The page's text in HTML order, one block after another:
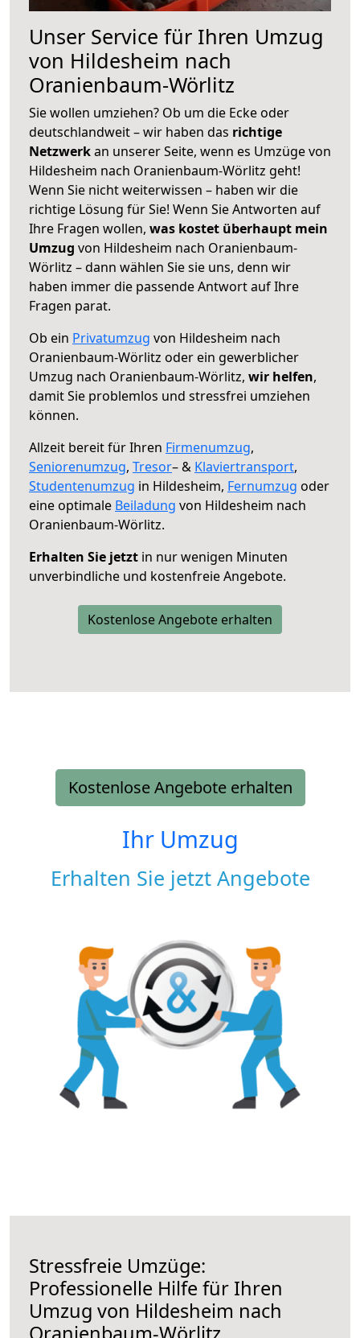
Unser Service für Ihren Umzug
von Hildesheim nach
Oranienbaum-Wörlitz
Sie wollen umziehen? Ob um die Ecke oder
deutschlandweit – wir haben das richtige
Netzwerkan unserer Seite, wenn es Umzüge von
Hildesheim nach Oranienbaum-Wörlitz geht!
Wenn Sie nicht weiterwissen – haben wir die
richtige Lösung für Sie! Wenn Sie Antworten auf
Ihre Fragen wollen, was kostet überhaupt mein
Umzug von Hildesheim nach Oranienbaum-
Wörlitz – dann wählen Sie sie uns, denn wir
haben immer die passende Antwort auf Ihre
Fragen parat.
Ob ein Privatumzug von Hildesheim nach
Oranienbaum-Wörlitz oder ein gewerblicher
Umzug nach Oranienbaum-Wörlitz, wir helfen,
damit Sie problemlos und stressfrei umziehen
können.
Allzeit bereit für Ihren Firmenumzug,
Seniorenumzug, Tresor– & Klaviertransport,
Studentenumzug in Hildesheim, Fernumzug oder
eine optimale Beiladung von Hildesheim nach
Oranienbaum-Wörlitz.
Erhalten Sie jetzt in nur wenigen Minuten
unverbindliche und kostenfreie Angebote.
Kostenlose Angebote erhalten
Kostenlose Angebote erhalten
Ihr Umzug
Erhalten Sie jetzt Angebote
Stressfreie Umzüge:
Professionelle Hilfe für Ihren
Umzug von Hildesheim nach